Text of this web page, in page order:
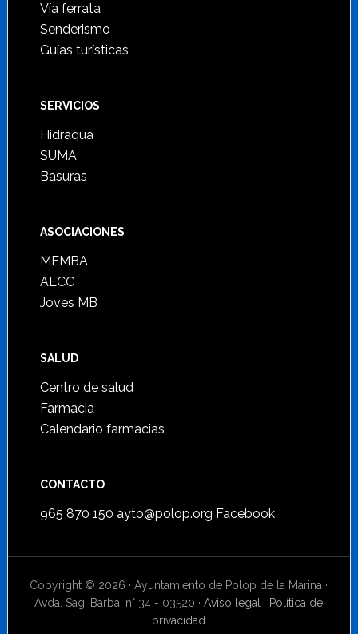
Vía ferrata
Senderismo
Guías turísticas
SERVICIOS
Hidraqua
SUMA
Basuras
ASOCIACIONES
MEMBA
AECC
Joves MB
SALUD
Centro de salud
Farmacia
Calendario farmacias
CONTACTO
965 870 150 ayto@polop.org Facebook
Copyright © 2026 · Ayuntamiento de Polop de la Marina ·
Avda. Sagi Barba, n° 34 - 03520 ·Aviso legal · Política de
privacidad